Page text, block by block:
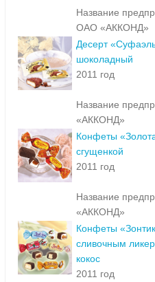
Название
ОАО «АККОНД»
Десерт
шоколадный
2011 год
Название
«АККОНД»
Конфеты
сгущенкой
2011 год
Название
«АККОНД»
Конфеты
сливочным
кокос
2011 год